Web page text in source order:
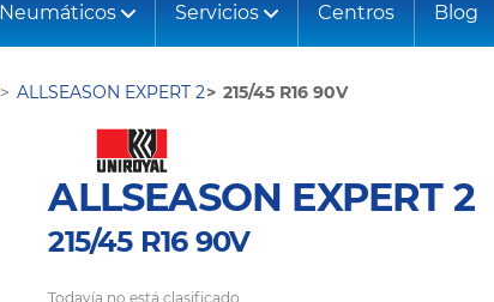
Neumáticos Servicios Centros Blog
ALLSEASON EXPERT 2 215/45 R16 90V
ALLSEASON EXPERT 2
215/45 R16 90V
Todavía no está clasificado